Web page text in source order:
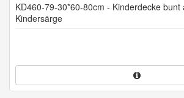
KD460-79-30*60-80cm - Kinderdecke bunt
Kindersärge